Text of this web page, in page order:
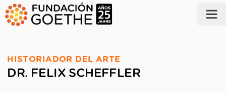
SALTAR AL CONTENIDO PRINCIPAL
HISTORIADOR DEL ARTE
DR. FELIX SCHEFFLER